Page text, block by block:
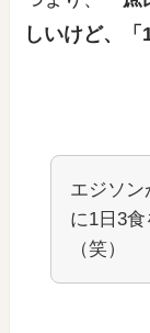
しいけど、「
エジソン
に1日3
（笑）